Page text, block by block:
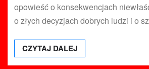
opowieść o konsekwencjach
o złych decyzjach dobrych ludzi i o
CZYTAJ DALEJ